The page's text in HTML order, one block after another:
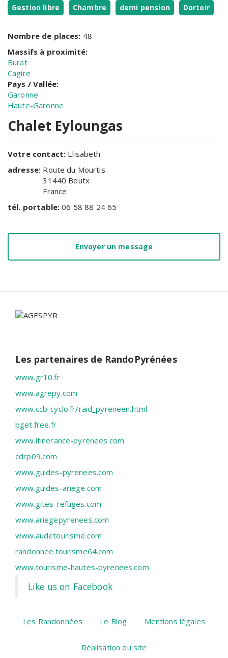
Gestion libre Chambre demi pension Dortoir
Nombre de places: 48
Massifs à proximité:
Burat
Cagire
Pays / Vallée:
Garonne
Haute-Garonne
Chalet Eyloungas
Votre contact: Elisabeth
adresse: Route du Mourtis
31440 Boutx
France
tél. portable:06 58 88 24 65
Envoyer un message
Les partenaires de RandoPyrénées
www.gr10.fr
www.agrepy.com
www.ccb-cyclo.fr/raid_pyreneen.html
bget.free.fr
www.itinerance-pyrenees.com
cdrp09.com
www.guides-pyrenees.com
www.guides-ariege.com
www.gites-refuges.com
www.ariegepyrenees.com
www.audetourisme.com
randonnee.tourisme64.com
www.tourisme-hautes-pyrenees.com
Like us on Facebook
Les Randonnées Le Blog Mentions légales
Réalisation du site